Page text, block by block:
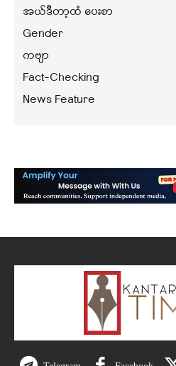
အယ်ဒီတာ့ထံ ပေးစာ
Gender
ကဗျာ
Fact-Checking
News Feature